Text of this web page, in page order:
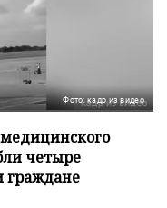
Фото: кадр из видео
четыре
граждане